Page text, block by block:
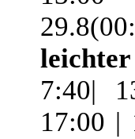
7:40|
17:00 |